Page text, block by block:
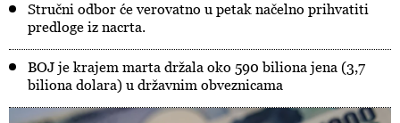
Stručni odbor će verovatno u petak načelno prihvatiti
predloge iz nacrta.
BOJ je krajem marta držala oko 590 biliona jena (3,7
biliona dolara) u državnim obveznicama